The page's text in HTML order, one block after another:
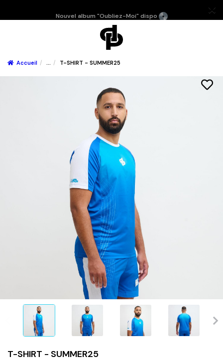
Accueil ... T-SHIRT - SUMMER25
T-SHIRT - SUMMER25